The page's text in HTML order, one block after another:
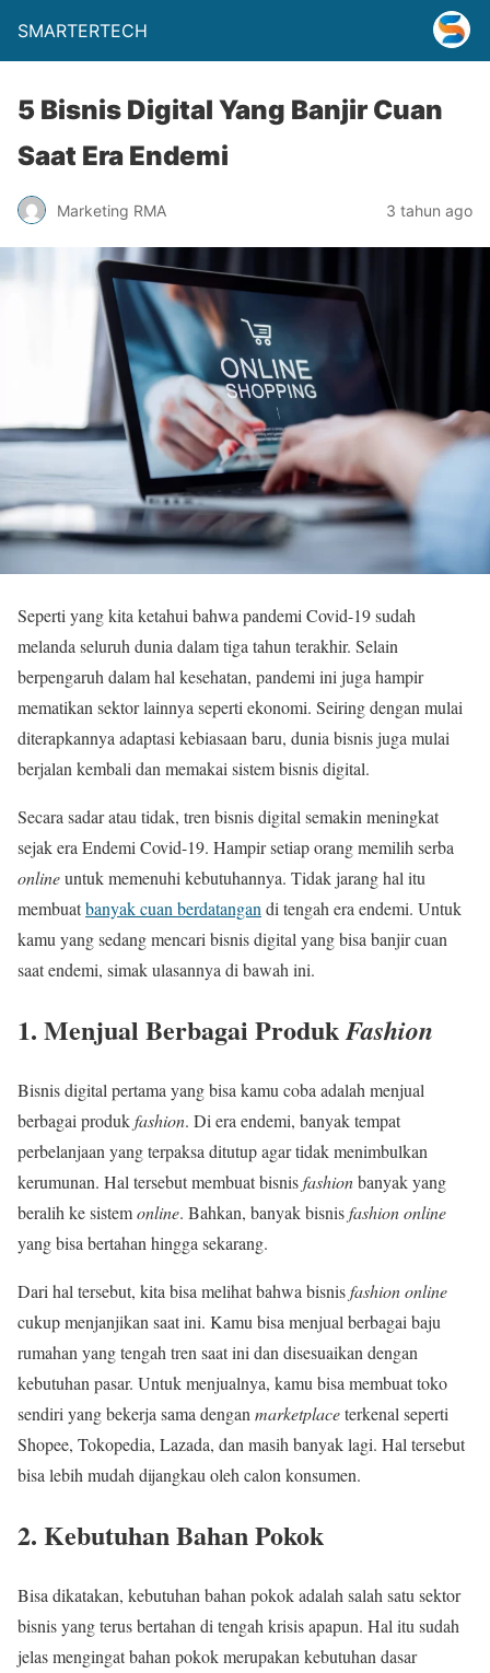
SMARTERTECH
5 Bisnis Digital Yang Banjir Cuan
Saat Era Endemi
Marketing RMA 3 tahun ago
Seperti yang kita ketahui bahwa pandemi Covid-19 sudah
melanda seluruh dunia dalam tiga tahun terakhir. Selain
berpengaruh dalam hal kesehatan, pandemi ini juga hampir
mematikan sektor lainnya seperti ekonomi. Seiring dengan mulai
diterapkannya adaptasi kebiasaan baru, dunia bisnis juga mulai
berjalan kembali dan memakai sistem bisnis digital.
Secara sadar atau tidak, tren bisnis digital semakin meningkat
sejak era Endemi Covid-19. Hampir setiap orang memilih serba
onlineuntuk memenuhi kebutuhannya. Tidak jarang hal itu
membuatbanyak cuan berdatangandi tengah era endemi. Untuk
kamu yang sedang mencari bisnis digital yang bisa banjir cuan
saat endemi, simak ulasannya di bawah ini.
1. Menjual Berbagai ProdukFashion
Bisnis digital pertama yang bisa kamu coba adalah menjual
berbagai produkfashion. Di era endemi, banyak tempat
perbelanjaan yang terpaksa ditutup agar tidak menimbulkan
kerumunan. Hal tersebut membuat bisnisfashionbanyak yang
beralih ke sistemonline. Bahkan, banyak bisnisfashion online
yang bisa bertahan hingga sekarang.
Dari hal tersebut, kita bisa melihat bahwa bisnisfashion online
cukup menjanjikan saat ini. Kamu bisa menjual berbagai baju
rumahan yang tengah tren saat ini dan disesuaikan dengan
kebutuhan pasar. Untuk menjualnya, kamu bisa membuat toko
sendiri yang bekerja sama dengan marketplaceterkenal seperti
Shopee, Tokopedia, Lazada, dan masih banyak lagi. Hal tersebut
bisa lebih mudah dijangkau oleh calon konsumen.
2. Kebutuhan Bahan Pokok
Bisa dikatakan, kebutuhan bahan pokok adalah salah satu sektor
bisnis yang terus bertahan di tengah krisis apapun. Hal itu sudah
jelas mengingat bahan pokok merupakan kebutuhan dasar